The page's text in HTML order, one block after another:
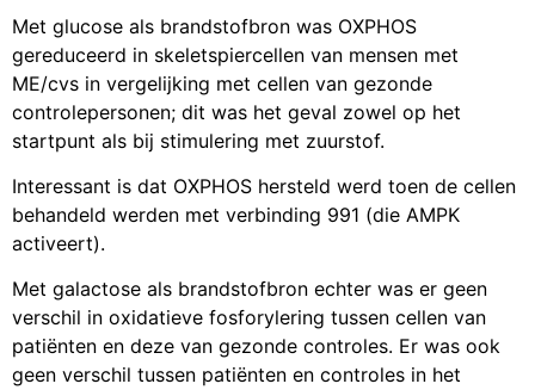
Met glucose als brandstofbron was OXPHOS
gereduceerd in skeletspiercellen van mensen met
ME/cvs in vergelijking met cellen van gezonde
controlepersonen; dit was het geval zowel op het
startpunt als bij stimulering met zuurstof.
Interessant is dat OXPHOS hersteld werd toen de cellen
behandeld werden met verbinding 991 (die AMPK
activeert).
Met galactose als brandstofbron echter was er geen
verschil in oxidatieve fosforylering tussen cellen van
patiënten en deze van gezonde controles. Er was ook
geen verschil tussen patiënten en controles in het